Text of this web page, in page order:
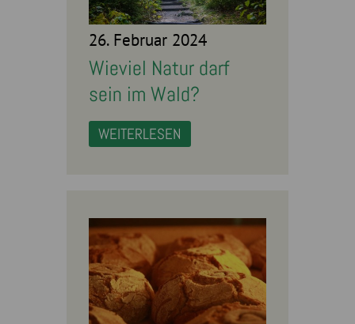
26. Februar 2024
Wieviel Natur darf
sein im Wald?
WEITERLESEN